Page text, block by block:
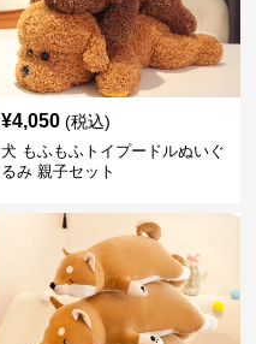
¥4,050 (税込)
犬 もふもふトイプードルぬいぐ
るみ 親子セット